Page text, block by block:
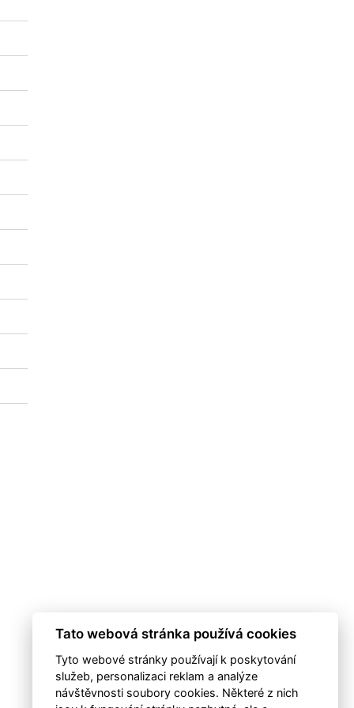
Tato webová stránka používá cookies
Tyto webové stránky používají k poskytování
služeb, personalizaci reklam a analýze
návštěvnosti soubory cookies. Některé z nich